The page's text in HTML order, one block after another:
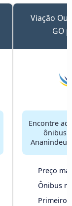
Viação
GO
Encontre
ônibus
Preço
Ônibus
Primeiro